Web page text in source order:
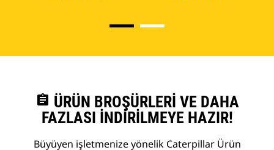
assignment ÜRÜN BROŞÜRLERI VE DAHA
FAZLASI İNDIRILMEYE HAZIR!
Büyüyen işletmenize yönelik Caterpillar Ürün